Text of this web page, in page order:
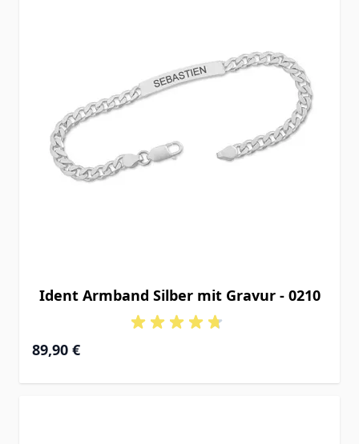
Ident Armband Silber mit Gravur - 0210
Ab
89,90 €